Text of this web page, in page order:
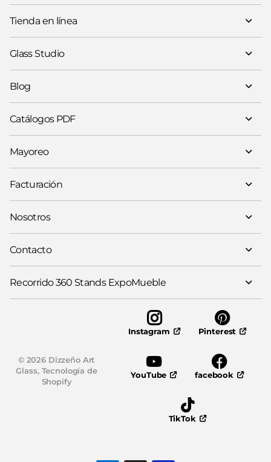
Tienda en línea
Glass Studio
Blog
Catálogos PDF
Mayoreo
Facturación
Nosotros
Contacto
Recorrido 360 Stands ExpoMueble
© 2026 Dizzeño Art
Glass, Tecnología de
Shopify
Instagram Pinterest
YouTube facebook
TikTok